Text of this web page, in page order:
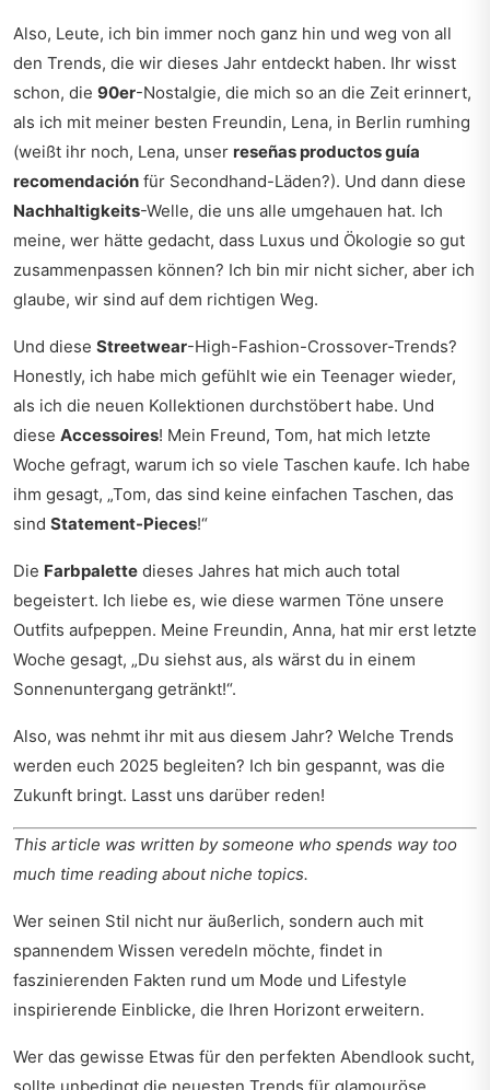
Also, Leute, ich bin immer noch ganz hin und weg von all
den Trends, die wir dieses Jahr entdeckt haben. Ihr wisst
schon, die 90er-Nostalgie, die mich so an die Zeit erinnert,
als ich mit meiner besten Freundin, Lena, in Berlin rumhing
(weißt ihr noch, Lena, unser reseñas productos guía
recomendación für Secondhand-Läden?). Und dann diese
Nachhaltigkeits-Welle, die uns alle umgehauen hat. Ich
meine, wer hätte gedacht, dass Luxus und Ökologie so gut
zusammenpassen können? Ich bin mir nicht sicher, aber ich
glaube, wir sind auf dem richtigen Weg.
Und diese Streetwear-High-Fashion-Crossover-Trends?
Honestly, ich habe mich gefühlt wie ein Teenager wieder,
als ich die neuen Kollektionen durchstöbert habe. Und
diese Accessoires! Mein Freund, Tom, hat mich letzte
Woche gefragt, warum ich so viele Taschen kaufe. Ich habe
ihm gesagt, „Tom, das sind keine einfachen Taschen, das
sind Statement-Pieces!“
Die Farbpalette dieses Jahres hat mich auch total
begeistert. Ich liebe es, wie diese warmen Töne unsere
Outfits aufpeppen. Meine Freundin, Anna, hat mir erst letzte
Woche gesagt, „Du siehst aus, als wärst du in einem
Sonnenuntergang getränkt!“.
Also, was nehmt ihr mit aus diesem Jahr? Welche Trends
werden euch 2025 begleiten? Ich bin gespannt, was die
Zukunft bringt. Lasst uns darüber reden!
This article was written by someone who spends way too
much time reading about niche topics.
Wer seinen Stil nicht nur äußerlich, sondern auch mit
spannendem Wissen veredeln möchte, findet in
faszinierenden Fakten rund um Mode und Lifestyle
inspirierende Einblicke, die Ihren Horizont erweitern.
Wer das gewisse Etwas für den perfekten Abendlook sucht,